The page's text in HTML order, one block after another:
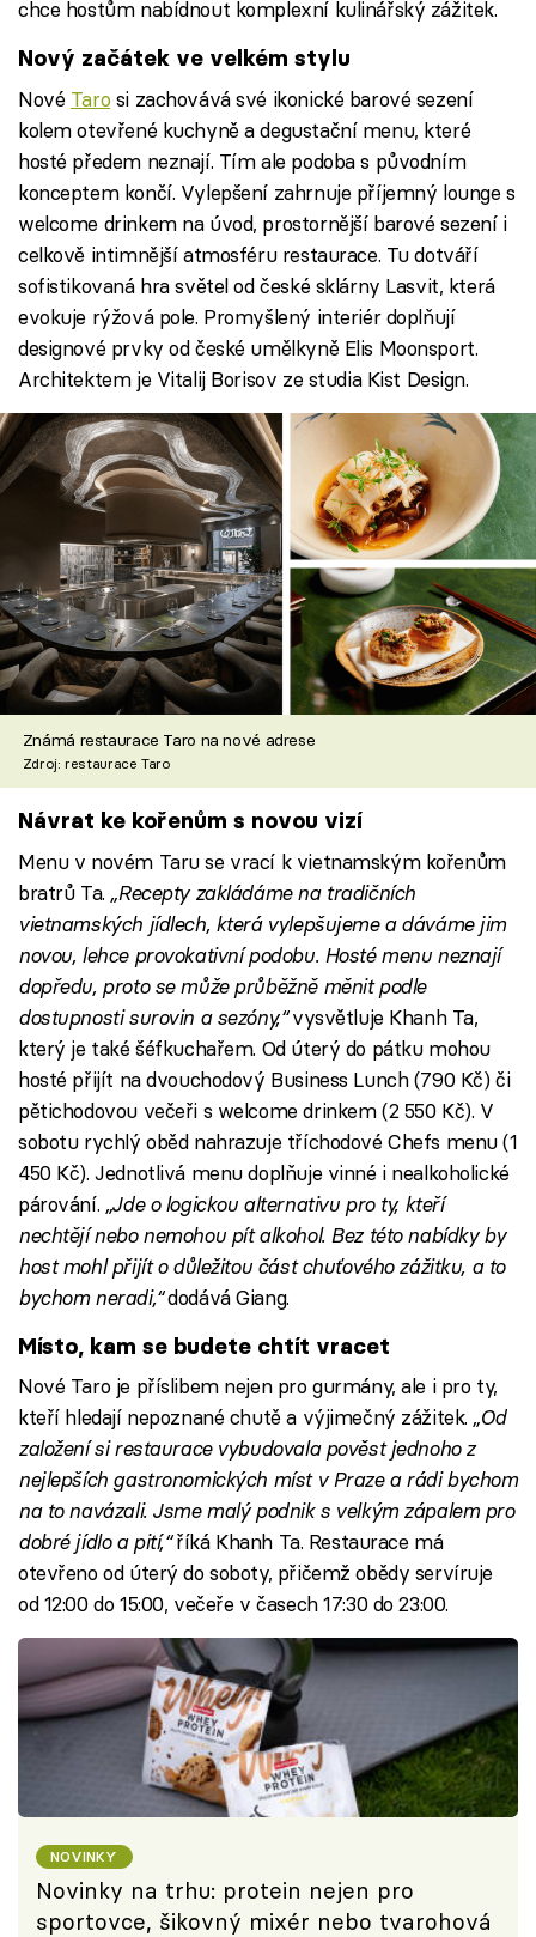
chce hostům nabídnout komplexní kulinářský zážitek.
Nový začátek ve velkém stylu
Nové Taro si zachovává své ikonické barové sezení
kolem otevřené kuchyně a degustační menu, které
hosté předem neznají. Tím ale podoba s původním
konceptem končí. Vylepšení zahrnuje příjemný lounge s
welcome drinkem na úvod, prostornější barové sezení i
celkově intimnější atmosféru restaurace. Tu dotváří
sofistikovaná hra světel od české sklárny Lasvit, která
evokuje rýžová pole. Promyšlený interiér doplňují
designové prvky od české umělkyně Elis Moonsport.
Architektem je Vitalij Borisov ze studia Kist Design.
Známá restaurace Taro na nové adrese
Zdroj: restaurace Taro
Návrat ke kořenům s novou vizí
Menu v novém Taru se vrací k vietnamským kořenům
bratrů Ta. „Recepty zakládáme na tradičních
vietnamských jídlech, která vylepšujeme a dáváme jim
novou, lehce provokativní podobu. Hosté menu neznají
dopředu, proto se může průběžně měnit podle
dostupnosti surovin a sezóny,“vysvětluje Khanh Ta,
který je také šéfkuchařem. Od úterý do pátku mohou
hosté přijít na dvouchodový Business Lunch (790 Kč) či
pětichodovou večeři s welcome drinkem (2 550 Kč). V
sobotu rychlý oběd nahrazuje tříchodové Chefs menu (1
450 Kč). Jednotlivá menu doplňuje vinné i nealkoholické
párování. „Jde o logickou alternativu pro ty, kteří
nechtějí nebo nemohou pít alkohol. Bez této nabídky by
host mohl přijít o důležitou část chuťového zážitku, a to
bychom neradi,“dodává Giang.
Místo, kam se budete chtít vracet
Nové Taro je příslibem nejen pro gurmány, ale i pro ty,
kteří hledají nepoznané chutě a výjimečný zážitek. „Od
založení si restaurace vybudovala pověst jednoho z
nejlepších gastronomických míst v Praze a rádi bychom
na to navázali. Jsme malý podnik s velkým zápalem pro
dobré jídlo a pití,“říká Khanh Ta. Restaurace má
otevřeno od úterý do soboty, přičemž obědy servíruje
od 12:00 do 15:00, večeře v časech 17:30 do 23:00.
NOVINKY
Novinky na trhu: protein nejen pro
sportovce, šikovný mixér nebo tvarohová